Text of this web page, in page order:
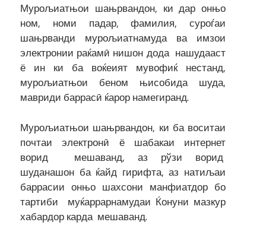
Мурољиатњои шањрвандон, ки дар онњо
ном, номи падар, фамилия, суроѓаи
шањрванди мурољиатнамуда ва имзои
электронии раќамӣ нишон дода нашудааст
ё ин ки ба воќеият мувофиќ нестанд,
мурољиатњои беном њисобида шуда,
мавриди баррасӣ ќарор намегиранд.
Мурољиатњои шањрвандон, ки ба воситаи
почтаи электронӣ ё шабакаи интернет
ворид мешаванд, аз рўзи ворид
шуданашон ба ќайд гирифта, аз натиљаи
баррасии онњо шахсони манфиатдор бо
тартиби муќаррарнамудаи Ќонуни мазкур
хабардор карда мешаванд.